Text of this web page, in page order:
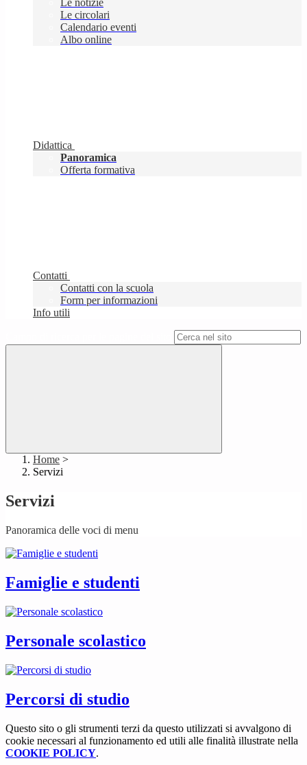
Le notizie
Le circolari
Calendario eventi
Albo online
Didattica
Panoramica
Offerta formativa
Contatti
Contatti con la scuola
Form per informazioni
Info utili
Home >
Servizi
Servizi
Panoramica delle voci di menu
Famiglie e studenti
Personale scolastico
Percorsi di studio
Questo sito o gli strumenti terzi da questo utilizzati si avvalgono di
cookie necessari al funzionamento ed utili alle finalità illustrate nella
COOKIE POLICY.